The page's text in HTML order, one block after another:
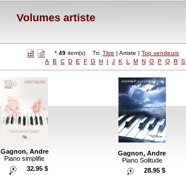
Volumes artiste
* 49 item(s) Tri: Titre | Artiste | Top vendeurs
A
B C D E F G H I J K L M N O P Q R S
Gagnon, Andre
Piano simplifie
32.95 $
Gagnon, Andre
Piano Solitude
28.95 $